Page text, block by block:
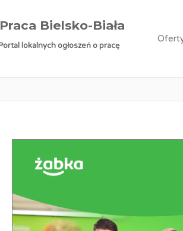
Praca Bielsko-Biała
lokalnych ogłoszeń o pracę
Bielsko-Biała » Oferty pracy
Praca: